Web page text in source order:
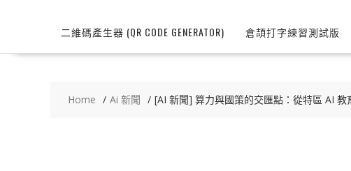
二維碼產生器 (QR CODE GENERATOR) 倉頡打字練習測試版
Home Ai 新聞 [AI 新聞] 算力與國策的交匯點：從特區 AI